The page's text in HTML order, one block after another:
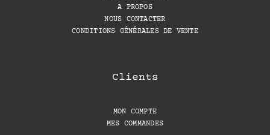
A PROPOS
NOUS CONTACTER
CONDITIONS GÉNÉRALES DE VENTE
Clients
MON COMPTE
MES COMMANDES